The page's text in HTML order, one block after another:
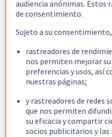
audiencia anónimas. Estos
de consentimiento.
Sujeto a su
rastreadores de
nos permiten mejorar su
preferencias y usos, así
nuestras páginas;
y rastreadores de redes
que nos permiten
su eficacia y compartir
socios publicitarios y las